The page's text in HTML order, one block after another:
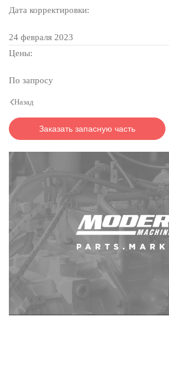
Дата корректировки:
24 февраля 2023
Цены:
По запросу
Назад
Заказать запасную часть